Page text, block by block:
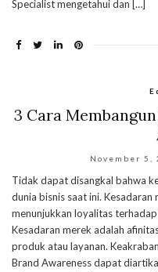
Specialist mengetahui dan […]
3 Cara
November 5,
Tidak dapat disangkal bahwa
dunia bisnis saat ini.
menunjukkan loyalitas
Kesadaran merek adalah
produk atau layanan.
Brand Awareness dapat